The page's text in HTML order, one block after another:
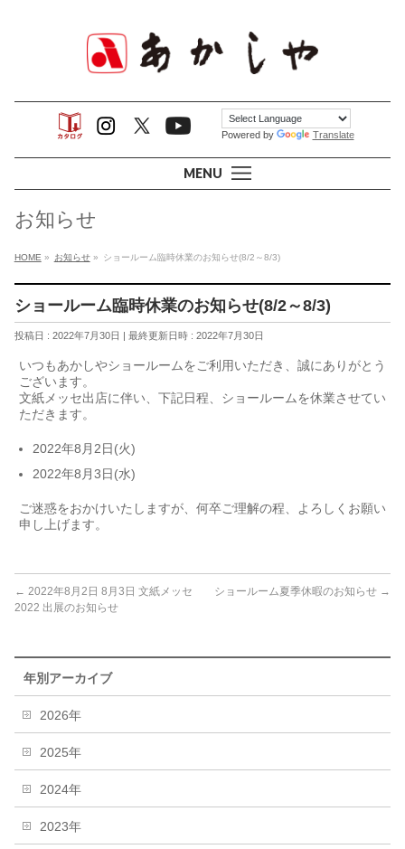
MENU
Powered by Translate
お知らせ
HOME » お知らせ» ショールーム臨時休業のお知らせ(8/2～8/3)
ショールーム臨時休業のお知らせ(8/2～8/3)
投稿日 : 2022年7月30日 最終更新日時 : 2022年7月30日
いつもあかしやショールームをご利用いただき、誠にありがとう
ございます。
文紙メッセ出店に伴い、下記日程、ショールームを休業させてい
ただきます。
2022年8月2日(火)
2022年8月3日(水)
ご迷惑をおかけいたしますが、何卒ご理解の程、よろしくお願い
申し上げます。
← 2022年8月2日 8月3日 文紙メッセ
2022 出展のお知らせ
ショールーム夏季休暇のお知らせ →
年別アーカイブ
2026年
2025年
2024年
2023年